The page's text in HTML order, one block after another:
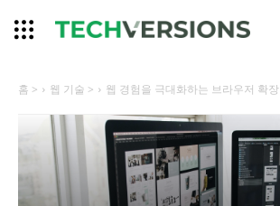
홈 > 웹 기술 > 웹 경험을 극대화하는 브라우저 확